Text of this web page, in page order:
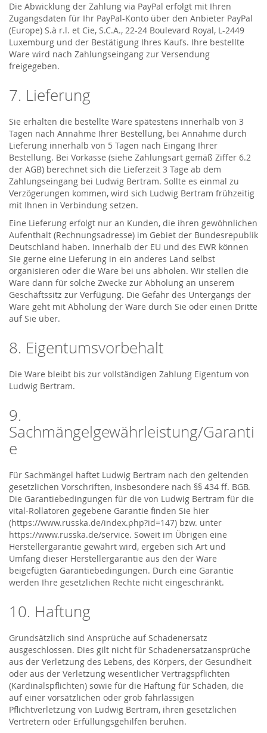
Die Abwicklung der Zahlung via PayPal erfolgt mit Ihren
Zugangsdaten für Ihr PayPal-Konto über den Anbieter PayPal
(Europe) S.à r.l. et Cie, S.C.A., 22-24 Boulevard Royal, L-2449
Luxemburg und der Bestätigung Ihres Kaufs. Ihre bestellte
Ware wird nach Zahlungseingang zur Versendung
freigegeben.
7. Lieferung
Sie erhalten die bestellte Ware spätestens innerhalb von 3
Tagen nach Annahme Ihrer Bestellung, bei Annahme durch
Lieferung innerhalb von 5 Tagen nach Eingang Ihrer
Bestellung. Bei Vorkasse (siehe Zahlungsart gemäß Ziffer 6.2
der AGB) berechnet sich die Lieferzeit 3 Tage ab dem
Zahlungseingang bei Ludwig Bertram. Sollte es einmal zu
Verzögerungen kommen, wird sich Ludwig Bertram frühzeitig
mit Ihnen in Verbindung setzen.
Eine Lieferung erfolgt nur an Kunden, die ihren gewöhnlichen
Aufenthalt (Rechnungsadresse) im Gebiet der Bundesrepublik
Deutschland haben. Innerhalb der EU und des EWR können
Sie gerne eine Lieferung in ein anderes Land selbst
organisieren oder die Ware bei uns abholen. Wir stellen die
Ware dann für solche Zwecke zur Abholung an unserem
Geschäftssitz zur Verfügung. Die Gefahr des Untergangs der
Ware geht mit Abholung der Ware durch Sie oder einen Dritte
auf Sie über.
8. Eigentumsvorbehalt
Die Ware bleibt bis zur vollständigen Zahlung Eigentum von
Ludwig Bertram.
9.
Sachmängelgewährleistung/Garanti
e
Für Sachmängel haftet Ludwig Bertram nach den geltenden
gesetzlichen Vorschriften, insbesondere nach §§ 434 ff. BGB.
Die Garantiebedingungen für die von Ludwig Bertram für die
vital-Rollatoren gegebene Garantie finden Sie hier
(https://www.russka.de/index.php?id=147) bzw. unter
https://www.russka.de/service. Soweit im Übrigen eine
Herstellergarantie gewährt wird, ergeben sich Art und
Umfang dieser Herstellergarantie aus den der Ware
beigefügten Garantiebedingungen. Durch eine Garantie
werden Ihre gesetzlichen Rechte nicht eingeschränkt.
10. Haftung
Grundsätzlich sind Ansprüche auf Schadenersatz
ausgeschlossen. Dies gilt nicht für Schadenersatzansprüche
aus der Verletzung des Lebens, des Körpers, der Gesundheit
oder aus der Verletzung wesentlicher Vertragspflichten
(Kardinalspflichten) sowie für die Haftung für Schäden, die
auf einer vorsätzlichen oder grob fahrlässigen
Pflichtverletzung von Ludwig Bertram, ihren gesetzlichen
Vertretern oder Erfüllungsgehilfen beruhen.